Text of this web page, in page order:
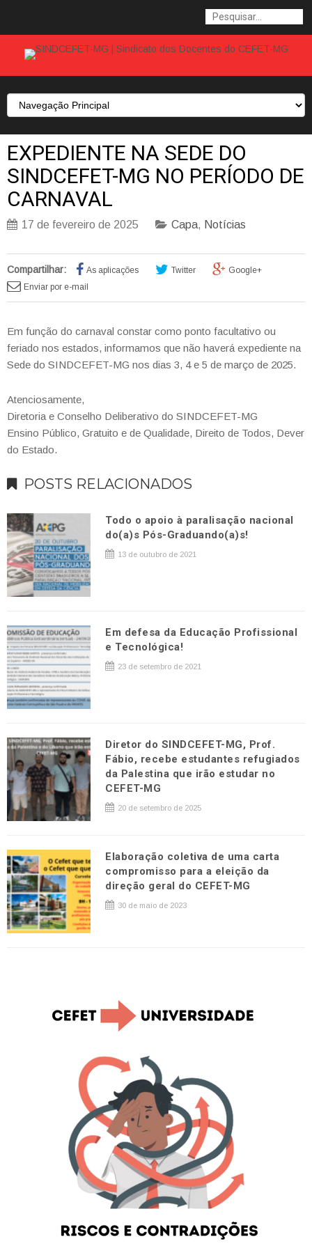
EXPEDIENTE NA SEDE DO
SINDCEFET-MG NO PERÍODO DE
CARNAVAL
17 de fevereiro de 2025 Capa, Notícias
Compartilhar: As aplicações Twitter
Google+
Enviar por e-mail
Em função do carnaval constar como ponto facultativo ou
feriado nos estados, informamos que não haverá expediente na
Sede do SINDCEFET-MG nos dias 3, 4 e 5 de março de 2025.
Atenciosamente,
Diretoria e Conselho Deliberativo do SINDCEFET-MG
Ensino Público, Gratuito e de Qualidade, Direito de Todos, Dever
do Estado.
POSTS RELACIONADOS
Todo o apoio à paralisação nacional
do(a)s Pós-Graduando(a)s!
13 de outubro de 2021
Em defesa da Educação Profissional
e Tecnológica!
23 de setembro de 2021
Diretor do SINDCEFET-MG, Prof.
Fábio, recebe estudantes refugiados
da Palestina que irão estudar no
CEFET-MG
20 de setembro de 2025
Elaboração coletiva de uma carta
compromisso para a eleição da
direção geral do CEFET-MG
30 de maio de 2023